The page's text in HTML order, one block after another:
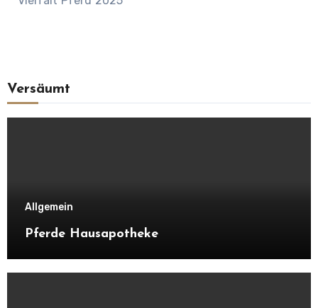
Versäumt
Allgemein
Pferde Hausapotheke